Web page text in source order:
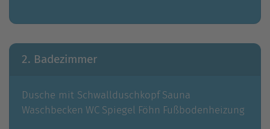
2. Badezimmer
Dusche mit Schwallduschkopf Sauna
Waschbecken WC Spiegel Föhn Fußbodenheizung